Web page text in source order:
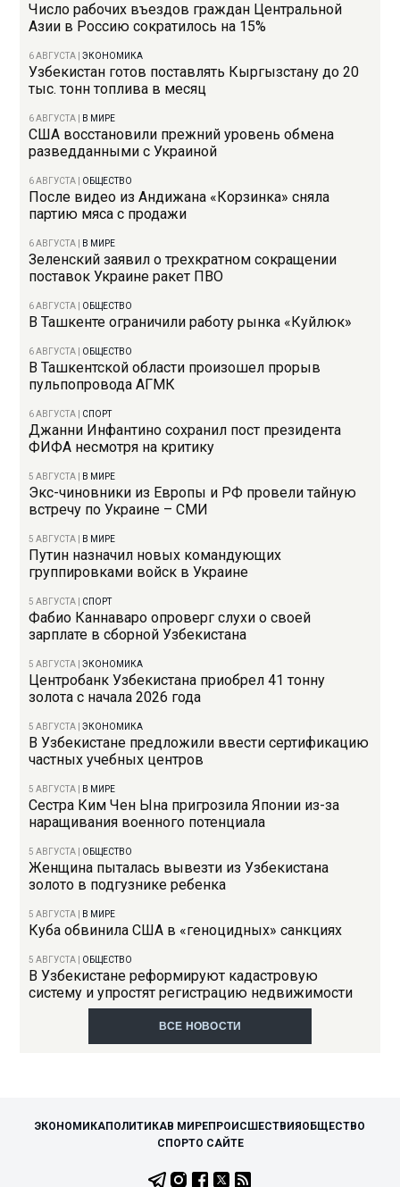
Число рабочих въездов граждан Центральной
Азии в Россию сократилось на 15%
6 АВГУСТА |ЭКОНОМИКА
Узбекистан готов поставлять Кыргызстану до 20
тыс. тонн топлива в месяц
6 АВГУСТА В МИРЕ
США восстановили прежний уровень обмена
разведданными с Украиной
6 АВГУСТА ОБЩЕСТВО
После видео из Андижана «Корзинка» сняла
партию мяса с продажи
6 АВГУСТА В МИРЕ
Зеленский заявил о трехкратном сокращении
поставок Украине ракет ПВО
6 АВГУСТА ОБЩЕСТВО
В Ташкенте ограничили работу рынка «Куйлюк»
6 АВГУСТА ОБЩЕСТВО
В Ташкентской области произошел прорыв
пульпопровода АГМК
6 АВГУСТА СПОРТ
Джанни Инфантино сохранил пост президента
ФИФА несмотря на критику
5 АВГУСТА В МИРЕ
Экс-чиновники из Европы и РФ провели тайную
встречу по Украине – СМИ
5 АВГУСТА В МИРЕ
Путин назначил новых командующих
группировками войск в Украине
5 АВГУСТА СПОРТ
Фабио Каннаваро опроверг слухи о своей
зарплате в сборной Узбекистана
5 АВГУСТА |ЭКОНОМИКА
Центробанк Узбекистана приобрел 41 тонну
золота с начала 2026 года
5 АВГУСТА |ЭКОНОМИКА
В Узбекистане предложили ввести сертификацию
частных учебных центров
5 АВГУСТА В МИРЕ
Сестра Ким Чен Ына пригрозила Японии из-за
наращивания военного потенциала
5 АВГУСТА ОБЩЕСТВО
Женщина пыталась вывезти из Узбекистана
золото в подгузнике ребенка
5 АВГУСТА В МИРЕ
Куба обвинила США в «геноцидных» санкциях
5 АВГУСТА ОБЩЕСТВО
В Узбекистане реформируют кадастровую
систему и упростят регистрацию недвижимости
ВСЕ НОВОСТИ
ЭКОНОМИКАПОЛИТИКАВ МИРЕПРОИСШЕСТВИЯ ОБЩЕСТВО
СПОРТО САЙТЕ